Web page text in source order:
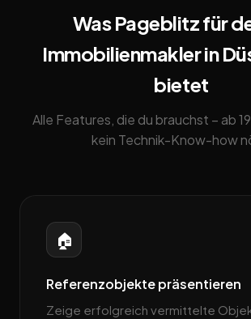
Was Pageblitz für
Immobilienmakler in
bietet
Alle Features, die du brauchst – ab
kein Technik-Know-how
🏠
Referenzobjekte präsentieren
Zeige erfolgreich vermittelte